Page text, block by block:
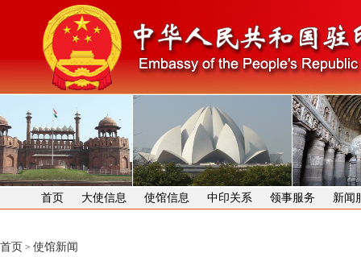
首页 大使信息 使馆信息 中印关系 领事服务 新闻
首页 > 使馆新闻